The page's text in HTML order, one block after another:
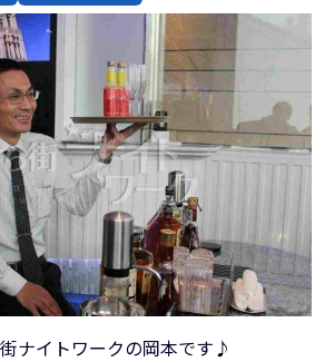
ナイトワークの岡本です♪